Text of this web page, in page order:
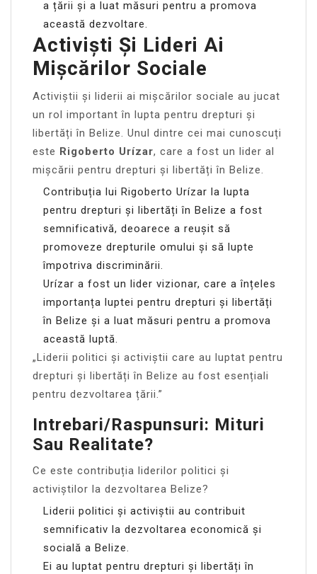
a țării și a luat măsuri pentru a promova
această dezvoltare.
Activiști Și Lideri Ai
Mișcărilor Sociale
Activiștii și liderii ai mișcărilor sociale au jucat
un rol important în lupta pentru drepturi și
libertăți în Belize. Unul dintre cei mai cunoscuți
este Rigoberto Urízar, care a fost un lider al
mișcării pentru drepturi și libertăți în Belize.
Contribuția lui Rigoberto Urízar la lupta
pentru drepturi și libertăți în Belize a fost
semnificativă, deoarece a reușit să
promoveze drepturile omului și să lupte
împotriva discriminării.
Urízar a fost un lider vizionar, care a înțeles
importanța luptei pentru drepturi și libertăți
în Belize și a luat măsuri pentru a promova
această luptă.
„Liderii politici și activiștii care au luptat pentru
drepturi și libertăți în Belize au fost esențiali
pentru dezvoltarea țării.”
Intrebari/Raspunsuri: Mituri
Sau Realitate?
Ce este contribuția liderilor politici și
activiștilor la dezvoltarea Belize?
Liderii politici și activiștii au contribuit
semnificativ la dezvoltarea economică și
socială a Belize.
Ei au luptat pentru drepturi și libertăți în